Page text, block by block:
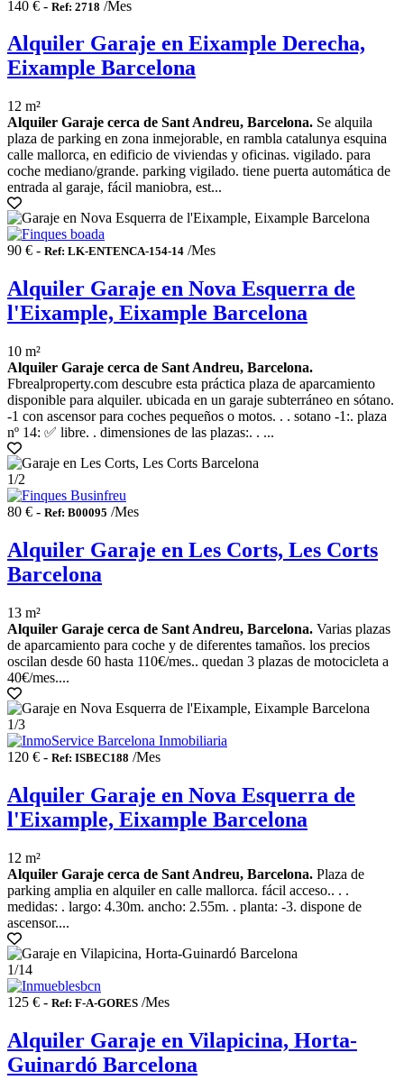
140 € - Ref: 2718 /Mes
Alquiler Garaje en Eixample Derecha,
Eixample Barcelona
12 m²
Alquiler Garaje cerca de Sant Andreu, Barcelona. Se alquila
plaza de parking en zona inmejorable, en rambla catalunya esquina
calle mallorca, en edificio de viviendas y oficinas. vigilado. para
coche mediano/grande. parking vigilado. tiene puerta automática de
entrada al garaje, fácil maniobra, est...
90 € - Ref: LK-ENTENCA-154-14 /Mes
Alquiler Garaje en Nova Esquerra de
l'Eixample, Eixample Barcelona
10 m²
Alquiler Garaje cerca de Sant Andreu, Barcelona.
Fbrealproperty.com descubre esta práctica plaza de aparcamiento
disponible para alquiler. ubicada en un garaje subterráneo en sótano.
-1 con ascensor para coches pequeños o motos. . . sotano -1:. plaza
nº 14: ✅ libre. . dimensiones de las plazas:. . ...
1/2
80 € - Ref: B00095 /Mes
Alquiler Garaje en Les Corts, Les Corts
Barcelona
13 m²
Alquiler Garaje cerca de Sant Andreu, Barcelona. Varias plazas
de aparcamiento para coche y de diferentes tamaños. los precios
oscilan desde 60 hasta 110€/mes.. quedan 3 plazas de motocicleta a
40€/mes....
1/3
120 € - Ref: ISBEC188 /Mes
Alquiler Garaje en Nova Esquerra de
l'Eixample, Eixample Barcelona
12 m²
Alquiler Garaje cerca de Sant Andreu, Barcelona. Plaza de
parking amplia en alquiler en calle mallorca. fácil acceso.. . .
medidas: . largo: 4.30m. ancho: 2.55m. . planta: -3. dispone de
ascensor....
1/14
125 € - Ref: F-A-GORES /Mes
Alquiler Garaje en Vilapicina, Horta-
Guinardó Barcelona